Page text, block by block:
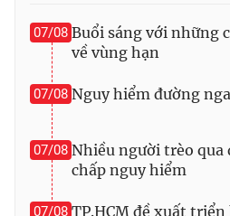
Cơ quan chủ quản:Đài Truyền hình
Cơ quan báo chí:Thời báo VTV
Giấy phép hoạt động báo in và báo
cấp ngày 29/12/2023
Tổng Biên tập:
Phó Tổng Biên tập:Nguyễn Thị Mỹ
Nguyễn Trọng Ninh
Tổng đài VTV: 024.38 355 931 -
07/08 Buổi sáng với những
về vùng hạn
07/08 Nguy hiểm đường
07/08 Nhiều người trèo qua
chấp nguy hiểm
07/08 TP.HCM đề xuất